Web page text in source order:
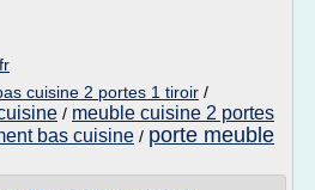
cuisine 2 portes 1 tiroir /
/ meuble cuisine 2 portes
bas cuisine / porte meuble